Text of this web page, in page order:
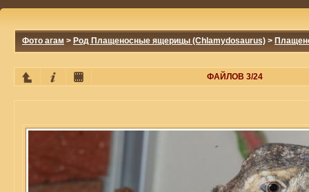
Фото агам > Род Плащеносные ящерицы (Chlamydosaurus) >
ФАЙЛОВ 3/24